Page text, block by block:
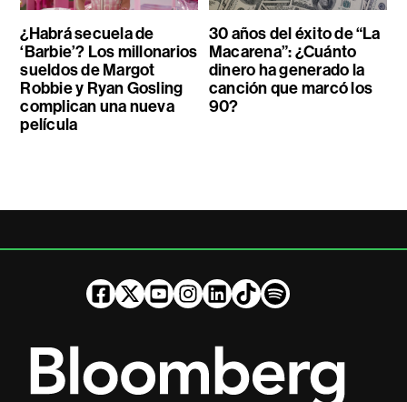
¿Habrá secuela de
‘Barbie’? Los millonarios
sueldos de Margot
Robbie y Ryan Gosling
complican una nueva
película
30 años del éxito de “La
Macarena”: ¿Cuánto
dinero ha generado la
canción que marcó los
90?